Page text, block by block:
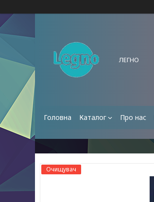
ЛЕГНО
Головна Каталог Про нас
Очищувач